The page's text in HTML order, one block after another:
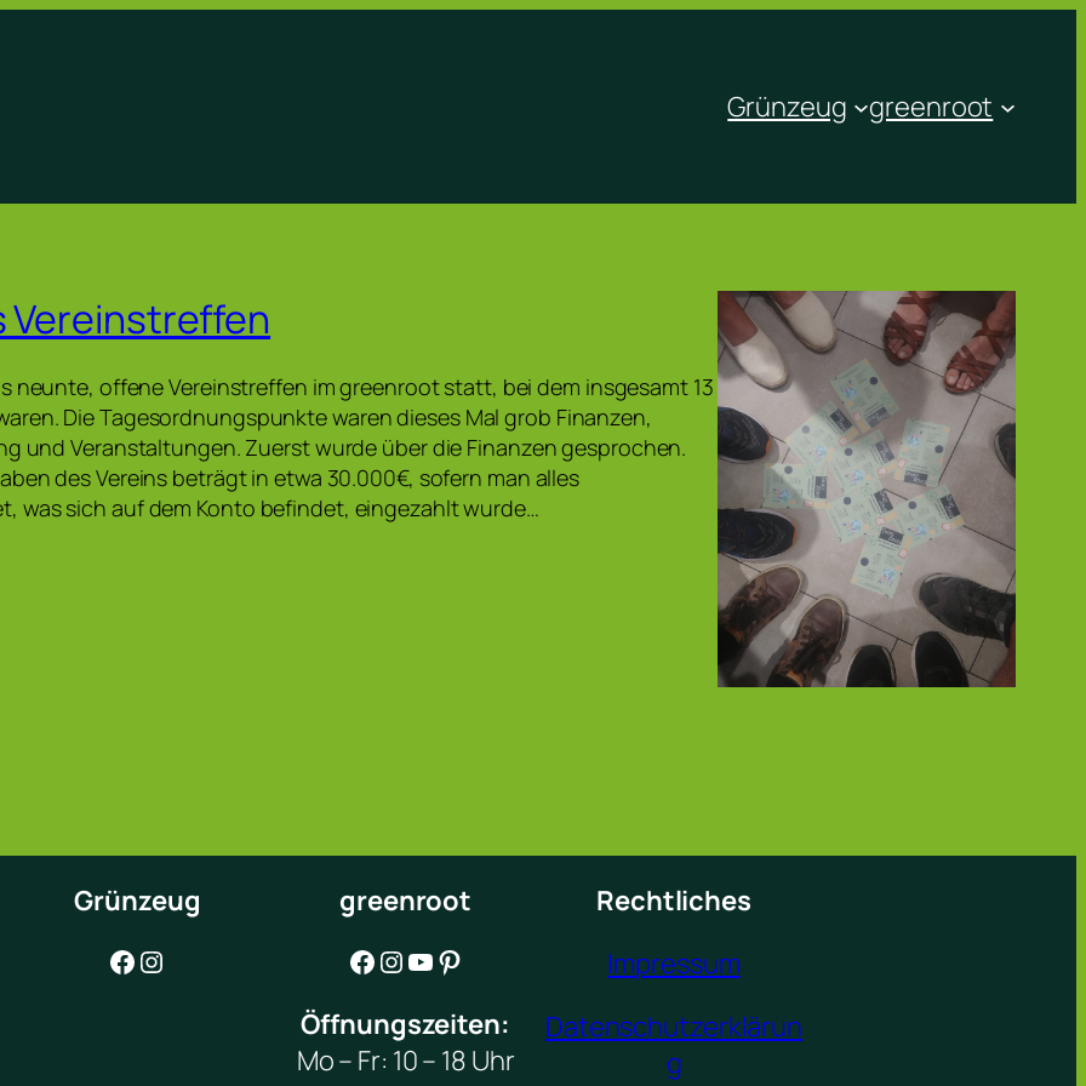
Grünzeug greenroot
Vereinstreffen
neunte, offene Vereinstreffen im greenroot statt, bei dem insgesamt 13
Die Tagesordnungspunkte waren dieses Mal grob Finanzen,
und Veranstaltungen. Zuerst wurde über die Finanzen gesprochen.
des Vereins beträgt in etwa 30.000€, sofern man alles
was sich auf dem Konto befindet, eingezahlt wurde…
Grünzeug
Facebook Instagram
greenroot
Facebook Instagram YouTube Pinterest
Öffnungszeiten:
Mo – Fr: 10 – 18 Uhr
Rechtliches
Impressum
Datenschutzerklärun
g